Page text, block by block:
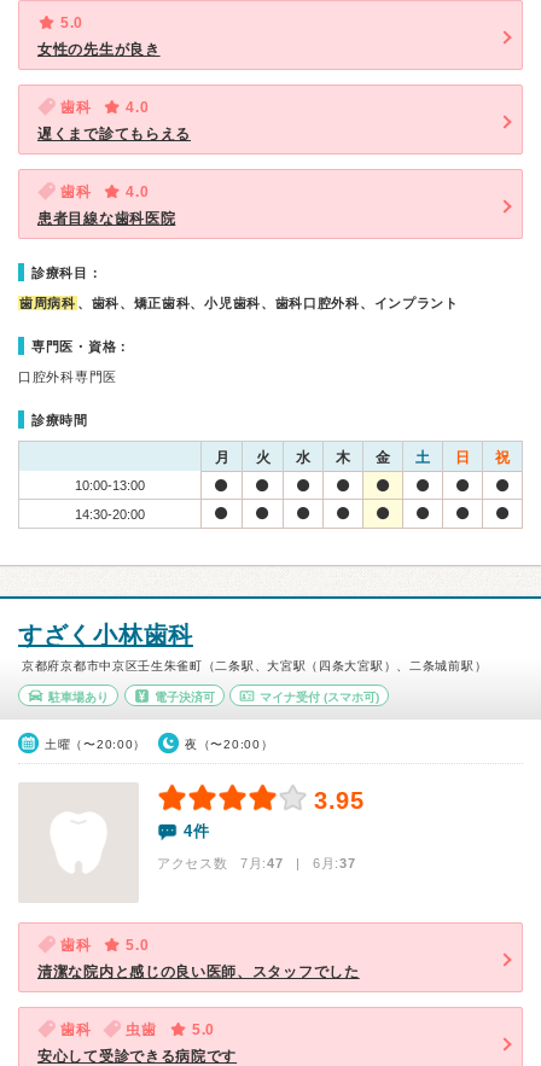
5.0
女性の先生が良き
歯科
4.0
遅くまで診てもらえる
歯科
4.0
患者目線な歯科医院
診療科目：
歯周病科 、歯科、矯正歯科、小児歯科、歯科口腔外科、インプラント
専門医・資格：
口腔外科専門医
診療時間
月 火 水 木 金 土 日 祝
10:00-13:00
14:30-20:00
すざく小林歯科
京都府京都市中京区壬生朱雀町（二条駅、大宮駅（四条大宮駅）、二条城前駅）
駐車場あり 電子決済可 マイナ受付 (スマホ可)
土曜（〜20:00） 夜（〜20:00）
3.95
4件
アクセス数 7月:47 | 6月:37
歯科
5.0
清潔な院内と感じの良い医師、スタッフでした
歯科 虫歯
5.0
安心して受診できる病院です